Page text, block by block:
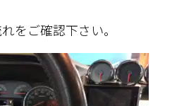
をご確認下さい。